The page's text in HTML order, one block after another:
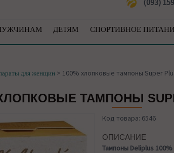
(093)
ДЕТЯМ СПОРТИВНОЕ
для женщин > 100% хлопковые тампоны Super
ТАМПОНЫ
Код товара: 6546
ОПИСАНИЕ
Тампоны Deliplus